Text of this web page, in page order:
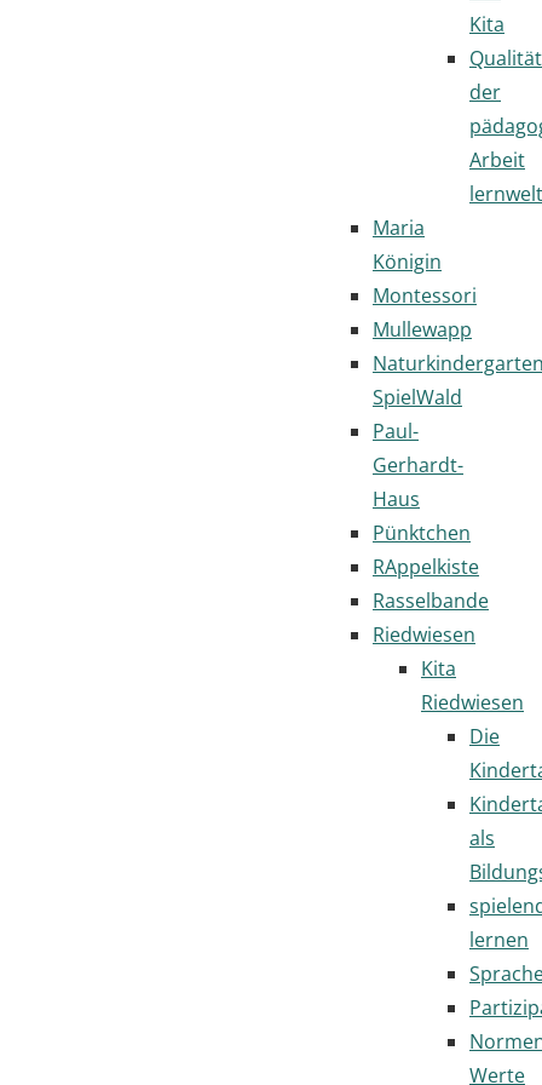
Kita
Qualität
der
Arbeit
lernwelt
Maria
Königin
Montessori
Mullewapp
SpielWald
Paul-
Gerhardt-
Haus
Pünktchen
RAppelkiste
Rasselbande
Riedwiesen
Kita
Riedwiesen
Die
als
lernen
Werte